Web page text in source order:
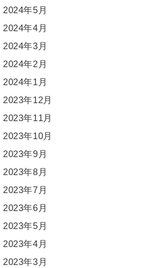
2024年5月
2024年4月
2024年3月
2024年2月
2024年1月
2023年12月
2023年11月
2023年10月
2023年9月
2023年8月
2023年7月
2023年6月
2023年5月
2023年4月
2023年3月